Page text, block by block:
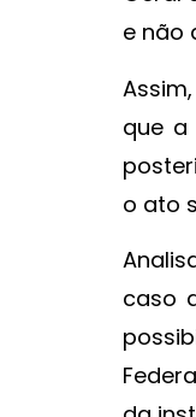
e não
que a
o ato
caso